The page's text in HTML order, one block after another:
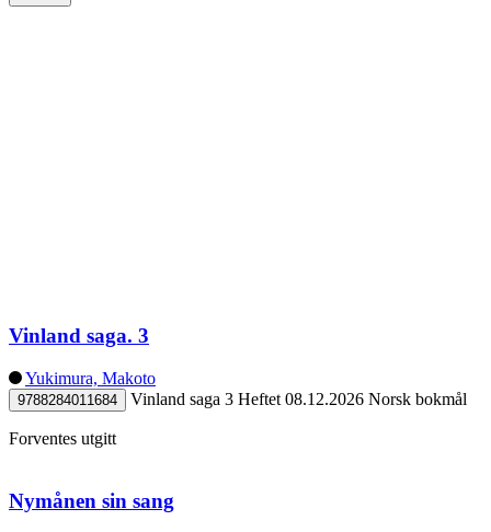
Vinland saga. 3
Yukimura, Makoto
9788284011684 Vinland saga 3 Heftet 08.12.2026 Norsk bokmål
Forventes utgitt
Nymånen sin sang